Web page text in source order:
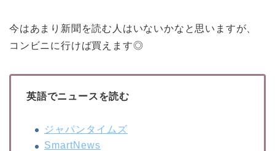
今はあまり新聞を読む人はいないかなと思いますが、
コンビニに行けば買えます◎
英語でニュースを読む
ジャパンタイムズ
SmartNews